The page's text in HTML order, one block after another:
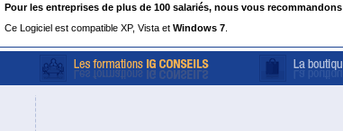
Pour les entreprises de plus de 100 salariés, nous vous recommandons
Ce Logiciel est compatible XP, Vista et Windows 7